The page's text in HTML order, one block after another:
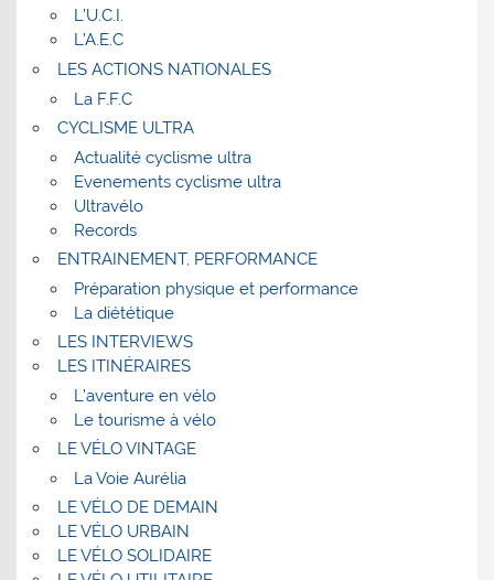
L’U.C.I.
L’A.E.C
LES ACTIONS NATIONALES
La F.F.C
CYCLISME ULTRA
Actualité cyclisme ultra
Evenements cyclisme ultra
Ultravélo
Records
ENTRAINEMENT, PERFORMANCE
Préparation physique et performance
La diététique
LES INTERVIEWS
LES ITINÉRAIRES
L’aventure en vélo
Le tourisme à vélo
LE VÉLO VINTAGE
La Voie Aurélia
LE VÉLO DE DEMAIN
LE VÉLO URBAIN
LE VÉLO SOLIDAIRE